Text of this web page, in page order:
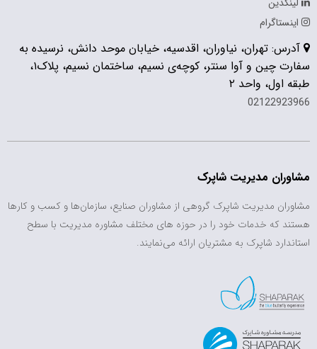
اینستاگرام
آدرس: تهران، نیاوران، اقدسیه، خیابان موحد دانش، نرسیده به
سفارت چین و آوا سنتر، کوچه‌ی نسیم، ساختمان نسیم، پلاک۱،
طبقه اول، واحد ۲
02122923966
مشاوران مدیریت شاپرک
مشاوران مدیریت شاپرک گروهی از مشاوران صنایع، سازمان‌ها و کسب و کارها
هستند که خدمات خود را در حوزه های مختلف مشاوره مدیریت با سطح
استاندارد شاپرک به مشتریان ارائه می‌نمایند.